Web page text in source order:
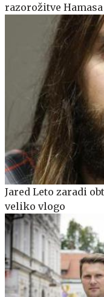
razorožitve Hamasa
Jared Leto zaradi
veliko vlogo